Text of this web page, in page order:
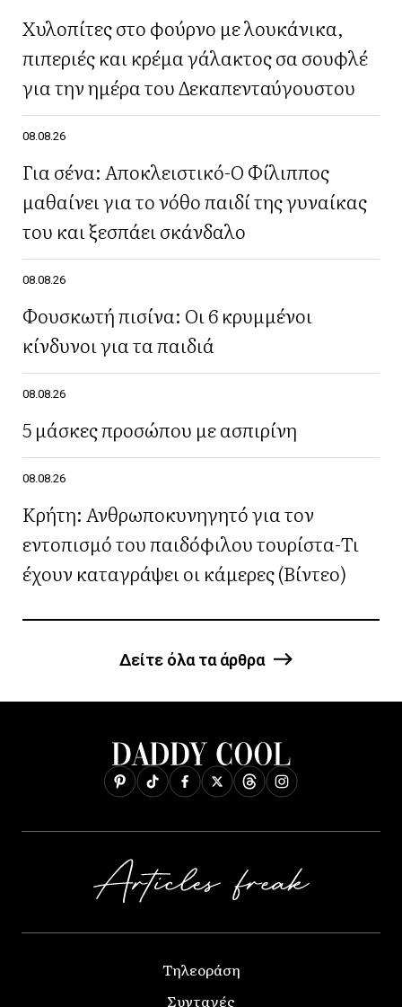
Χυλοπίτες στο φούρνο με λουκάνικα,
πιπεριές και κρέμα γάλακτος σα σουφλέ
για την ημέρα του Δεκαπενταύγουστου
08.08.26
Για σένα: Αποκλειστικό-Ο Φίλιππος
μαθαίνει για το νόθο παιδί της γυναίκας
του και ξεσπάει σκάνδαλο
08.08.26
Φουσκωτή πισίνα: Οι 6 κρυμμένοι
κίνδυνοι για τα παιδιά
08.08.26
5 μάσκες προσώπου με ασπιρίνη
08.08.26
Κρήτη: Ανθρωποκυνηγητό για τον
εντοπισμό του παιδόφιλου τουρίστα-Τι
έχουν καταγράψει οι κάμερες (Βίντεο)
Δείτε όλα τα άρθρα
Τηλεοράση
Συνταγές